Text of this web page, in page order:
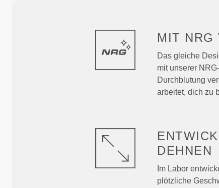
MIT NRG
Das gleiche
mit unserer
Durchblutung
arbeitet, dich zu
DEHNEN
Im Labor
plötzliche